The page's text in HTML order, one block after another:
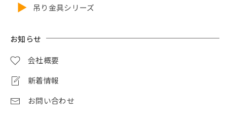
吊り金具シリーズ
お知らせ
会社概要
新着情報
お問い合わせ